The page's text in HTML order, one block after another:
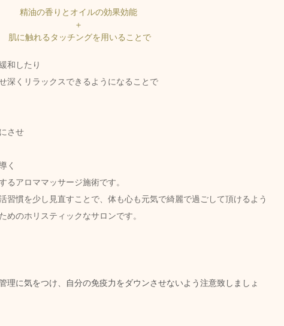
精油の香りとオイルの効果効能
＋
肌に触れるタッチングを用いることで
和したり
深くリラックスできるようになることで
させ
く
るアロママッサージ施術です。
習慣を少し見直すことで、体も心も元気で綺麗で過ごして頂けるよう
めのホリスティックなサロンです。
理に気をつけ、自分の免疫力をダウンさせないよう注意致しましょ